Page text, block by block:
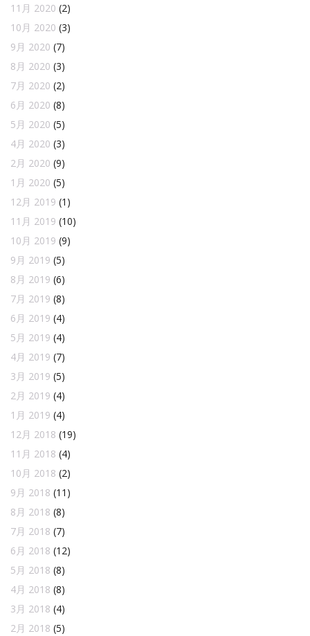
11月 2020 (2)
10月 2020 (3)
9月 2020 (7)
8月 2020 (3)
7月 2020 (2)
6月 2020 (8)
5月 2020 (5)
4月 2020 (3)
2月 2020 (9)
1月 2020 (5)
12月 2019 (1)
11月 2019 (10)
10月 2019 (9)
9月 2019 (5)
8月 2019 (6)
7月 2019 (8)
6月 2019 (4)
5月 2019 (4)
4月 2019 (7)
3月 2019 (5)
2月 2019 (4)
1月 2019 (4)
12月 2018 (19)
11月 2018 (4)
10月 2018 (2)
9月 2018 (11)
8月 2018 (8)
7月 2018 (7)
6月 2018 (12)
5月 2018 (8)
4月 2018 (8)
3月 2018 (4)
2月 2018 (5)